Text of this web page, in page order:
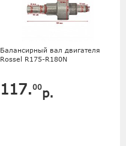
Балансирный вал двигателя
Rossel R175-R180N
117.00р.